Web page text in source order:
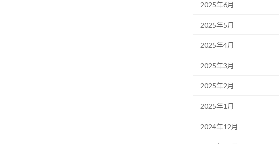
2025年6月
2025年5月
2025年4月
2025年3月
2025年2月
2025年1月
2024年12月